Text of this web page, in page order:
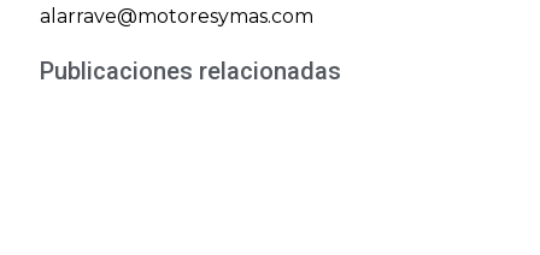
alarrave@motoresymas.com
Publicaciones relacionadas